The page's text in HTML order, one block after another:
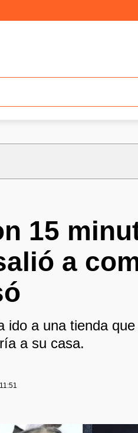
15
a
ido a una tienda
a su casa.